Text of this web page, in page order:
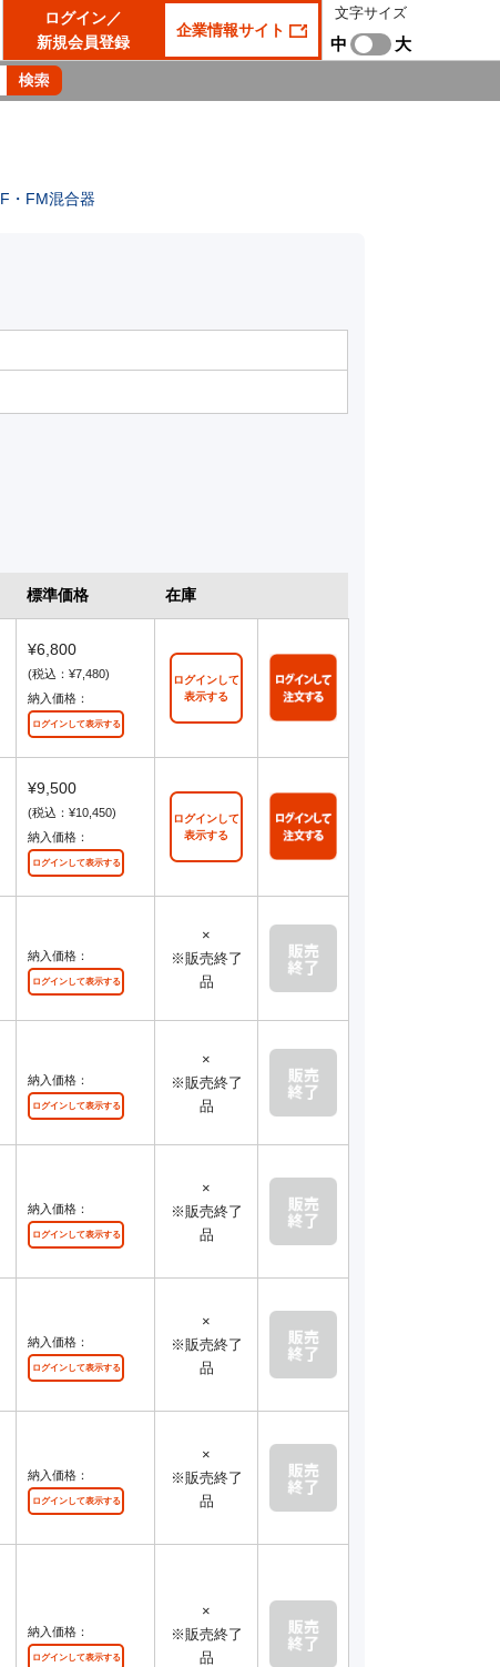
ログイン／
新規会員登録
企業情報サイト
文字サイズ
中 大
・FM混合器
標準価格 在庫
¥6,800
(税込：¥7,480)
納入価格：
ログインして表示する
ログインして
表示する
¥9,500
(税込：¥10,450)
納入価格：
ログインして表示する
ログインして
表示する
納入価格：
ログインして表示する
×
※販売終了
品
納入価格：
ログインして表示する
×
※販売終了
品
納入価格：
ログインして表示する
×
※販売終了
品
納入価格：
ログインして表示する
×
※販売終了
品
納入価格：
ログインして表示する
×
※販売終了
品
納入価格：
ログインして表示する
×
※販売終了
品